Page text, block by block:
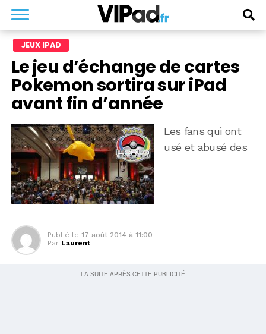
JEUX IPAD
Le jeu d’échange de cartes
Pokemon sortira sur iPad
avant fin d’année
Les fans qui ont
usé et abusé des
Publié le 17 août 2014 à 11:00
Par Laurent